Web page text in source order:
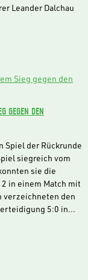
Leander Dalchau
GEGEN DEN
Spiel der Rückrunde
siegreich vom
sie die
in einem Match mit
verzeichneten den
5:0 in…